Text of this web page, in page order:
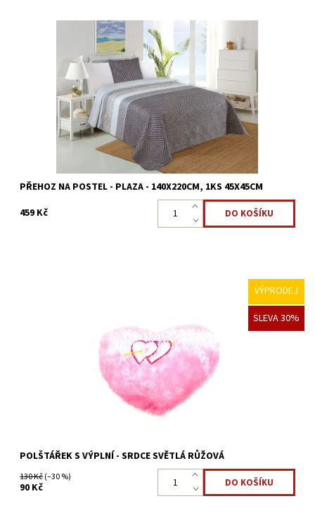
Oboustranný přehoz na postel PLAZA 140x220cm, 1ks 45x45cm
Dostupnost:
Skladem >5 ks
8595248437166
PŘEHOZ NA POSTEL - PLAZA - 140X220CM, 1KS 45X45CM
459 Kč
VÝPRODEJ
SLEVA 30%
Polštářek ve tvaru SRDCE s vysokým příjemným vlasem, který
bude připomínat vaší drahé polovičce, že na ni myslíte. Srdcový
tvar potěší nejen v době Valentýna, ale i po zbytek...
Skladem >5 ks
22323871
POLŠTÁŘEK S VÝPLNÍ - SRDCE SVĚTLÁ RŮŽOVÁ
130 Kč(–30 %)
90 Kč